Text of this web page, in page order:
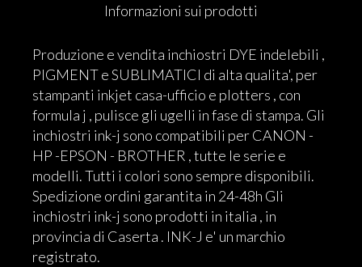
Informazioni sui prodotti
Produzione e vendita inchiostri DYE indelebili ,
PIGMENT e SUBLIMATICI di alta qualita', per
stampanti inkjet casa-ufficio e plotters , con
formula j , pulisce gli ugelli in fase di stampa. Gli
inchiostri ink-j sono compatibili per CANON -
HP -EPSON - BROTHER , tutte le serie e
modelli. Tutti i colori sono sempre disponibili.
Spedizione ordini garantita in 24-48h Gli
inchiostri ink-j sono prodotti in italia , in
provincia di Caserta . INK-J e' un marchio
registrato.